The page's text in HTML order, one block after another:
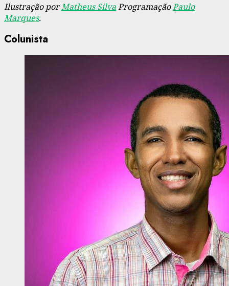
Ilustração porMatheus SilvaProgramaçãoPaulo
Marques.
Colunista